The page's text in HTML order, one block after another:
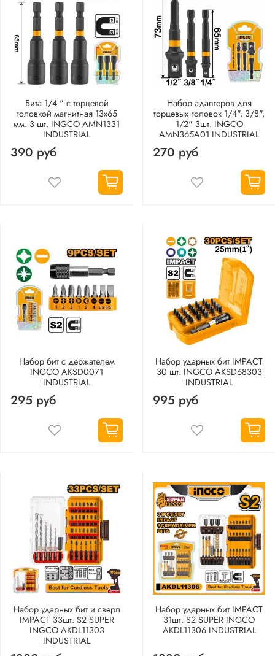
Бита 1/4 " с торцевой
головкой магнитная 13х65
мм. 3 шт. INGCO AMN1331
INDUSTRIAL
390 руб
Набор адаптеров для
торцевых головок 1/4", 3/8",
1/2" 3шт. INGCO
AMN365A01 INDUSTRIAL
270 руб
Набор бит с держателем
INGCO AKSD0071
INDUSTRIAL
295 руб
Набор ударных бит IMPACT
30 шт. INGCO AKSD68303
INDUSTRIAL
995 руб
Набор ударных бит и сверл
IMPACT 33шт. S2 SUPER
INGCO AKDL11303
INDUSTRIAL
Набор ударных бит IMPACT
31шт. S2 SUPER INGCO
AKDL11306 INDUSTRIAL